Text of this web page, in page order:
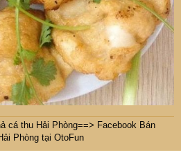
cá thu Hải Phòng==> Facebook Bán
Phòng tại OtoFun